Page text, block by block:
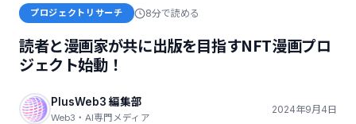
プロジェクトリサーチ 8分で読める
読者と漫画家が共に出版を目指すNFT漫画プロ
ジェクト始動！
PlusWeb3 編集部
Web3・AI専門メディア
2024年9月4日